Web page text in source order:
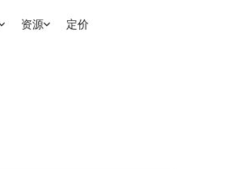
资源 定价